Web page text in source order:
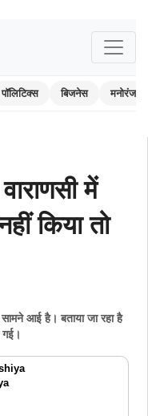
पॉलिटिक्स बिजनेस मनोरंजन
में
किया तो
सामने आई है। बताया जा रहा है
गई।